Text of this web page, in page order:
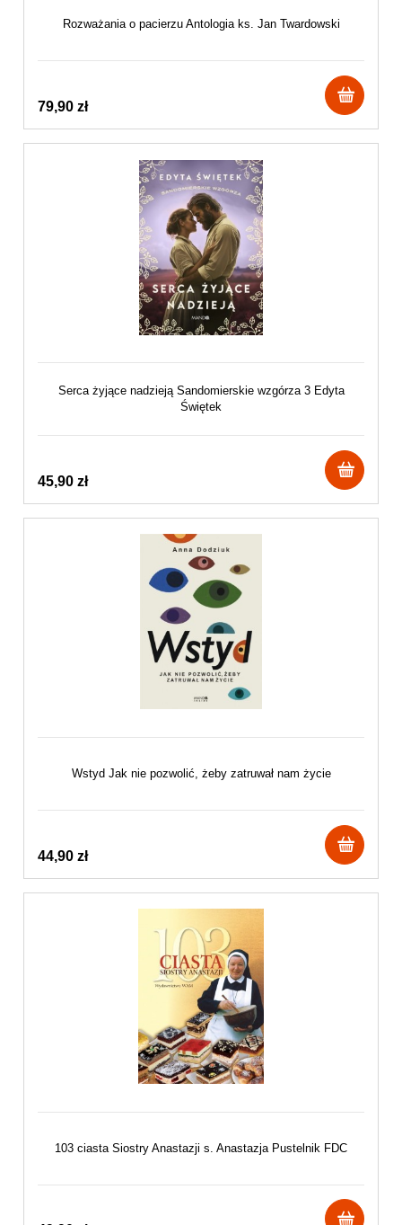
Rozważania o pacierzu Antologia ks. Jan Twardowski
79,90 zł
Serca żyjące nadzieją Sandomierskie wzgórza 3 Edyta
Świętek
45,90 zł
Wstyd Jak nie pozwolić, żeby zatruwał nam życie
44,90 zł
103 ciasta Siostry Anastazji s. Anastazja Pustelnik FDC